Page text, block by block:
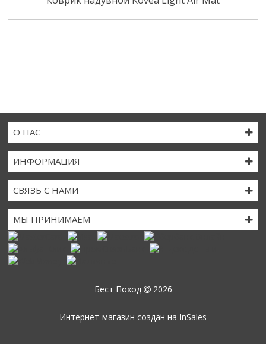
О НАС
ИНФОРМАЦИЯ
СВЯЗЬ С НАМИ
МЫ ПРИНИМАЕМ
Бест Поход 2026
Интернет-магазин создан на InSales